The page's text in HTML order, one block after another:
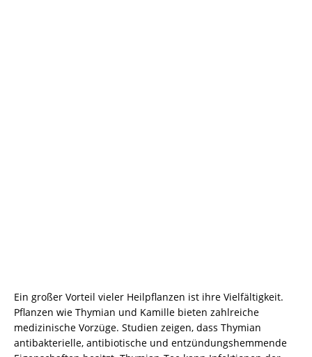
Ein großer Vorteil vieler Heilpflanzen ist ihre Vielfältigkeit.
Pflanzen wie Thymian und Kamille bieten zahlreiche
medizinische Vorzüge. Studien zeigen, dass Thymian
antibakterielle, antibiotische und entzündungshemmende